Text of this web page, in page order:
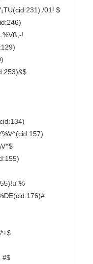
01! $
!
#$